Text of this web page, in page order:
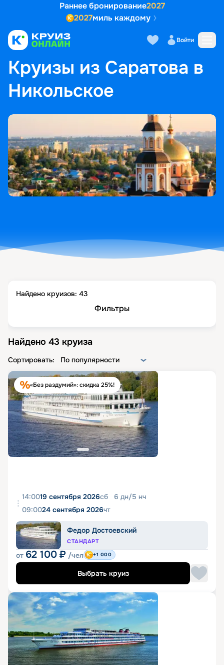
Раннее бронирование2027
2027миль каждому
Войти
ГЛАВНАЯ • ПОПУЛЯРНЫЕ НАПРАВЛЕНИЯ
КРУИЗЫ ИЗ САРАТОВА В НИКОЛЬСКОЕ
Круизы из Саратова в
Никольское
Найдено круизов: 43
Фильтры
Найдено 43 круиза
Сортировать: По популярности
«Без раздумий»: скидка 25%!
14:0019 сентября 2026сб 6 дн/5 нч
09:0024 сентября 2026чт
Федор Достоевский
СТАНДАРТ
от 62 100 ₽ /чел +1 000
Выбрать круиз